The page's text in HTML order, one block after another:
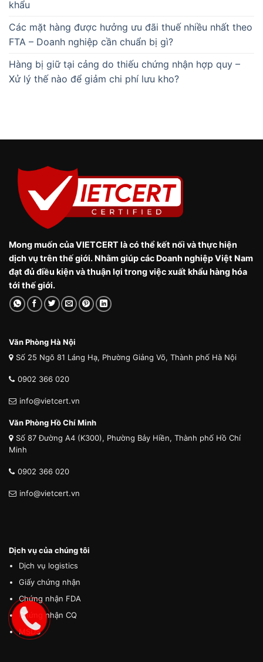
khẩu
Các mặt hàng được hưởng ưu đãi thuế nhiều nhất theo
FTA – Doanh nghiệp cần chuẩn bị gì?
Hàng bị giữ tại cảng do thiếu chứng nhận hợp quy –
Xử lý thế nào để giảm chi phí lưu kho?
Mong muốn của VIETCERT là có thể kết nối và thực hiện
dịch vụ trên thế giới. Nhằm giúp các Doanh nghiệp Việt Nam
đạt đủ điều kiện và thuận lợi trong việc xuất khẩu hàng hóa
tới thế giới.
Văn Phòng Hà Nội
Số 25 Ngõ 81 Láng Hạ, Phường Giảng Võ, Thành phố Hà Nội
0902 366 020
info@vietcert.vn
Văn Phòng Hồ Chí Minh
Số 87 Đường A4 (K300), Phường Bảy Hiền, Thành phố Hồ Chí
Minh
0902 366 020
info@vietcert.vn
Dịch vụ của chúng tôi
Dịch vụ logistics
Giấy chứng nhận
Chứng nhận FDA
Chứng nhận CQ
MSDS